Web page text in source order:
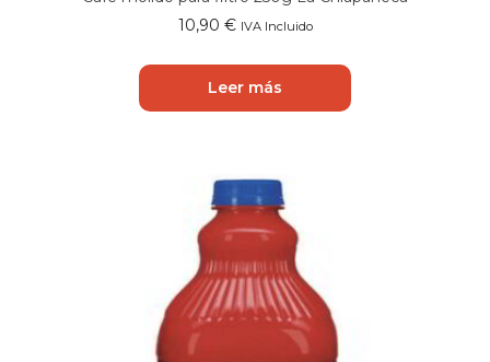
10,90 € IVA Incluido
Leer más